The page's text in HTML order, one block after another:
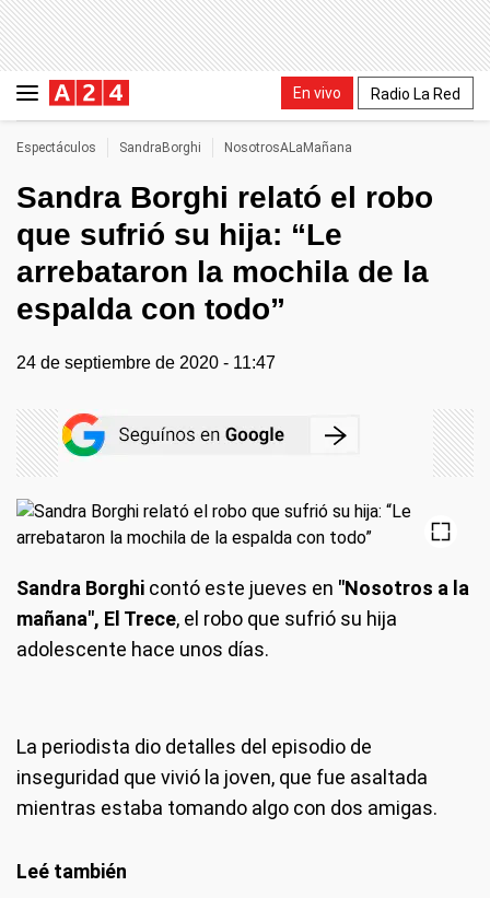
En vivo Radio La Red
Espectáculos SandraBorghi NosotrosALaMañana
Sandra Borghi relató el robo
que sufrió su hija: “Le
arrebataron la mochila de la
espalda con todo”
24 de septiembre de 2020 - 11:47
Sandra Borghi contó este jueves en "Nosotros a la
mañana", El Trece, el robo que sufrió su hija
adolescente hace unos días.
La periodista dio detalles del episodio de
inseguridad que vivió la joven, que fue asaltada
mientras estaba tomando algo con dos amigas.